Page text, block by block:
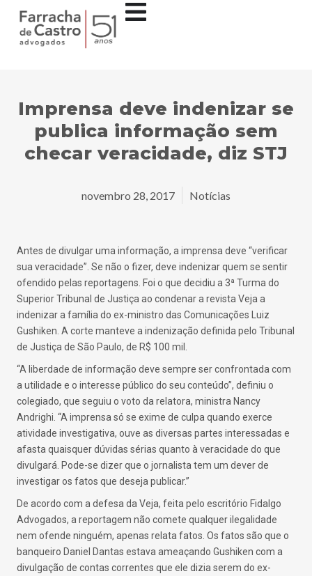
Imprensa deve indenizar se
publica informação sem
checar veracidade, diz STJ
novembro 28, 2017 Notícias
Antes de divulgar uma informação, a imprensa deve “verificar
sua veracidade”. Se não o fizer, deve indenizar quem se sentir
ofendido pelas reportagens. Foi o que decidiu a 3ª Turma do
Superior Tribunal de Justiça ao condenar a revista Veja a
indenizar a família do ex-ministro das Comunicações Luiz
Gushiken. A corte manteve a indenização definida pelo Tribunal
de Justiça de São Paulo, de R$ 100 mil.
“A liberdade de informação deve sempre ser confrontada com
a utilidade e o interesse público do seu conteúdo”, definiu o
colegiado, que seguiu o voto da relatora, ministra Nancy
Andrighi. “A imprensa só se exime de culpa quando exerce
atividade investigativa, ouve as diversas partes interessadas e
afasta quaisquer dúvidas sérias quanto à veracidade do que
divulgará. Pode-se dizer que o jornalista tem um dever de
investigar os fatos que deseja publicar.”
De acordo com a defesa da Veja, feita pelo escritório Fidalgo
Advogados, a reportagem não comete qualquer ilegalidade
nem ofende ninguém, apenas relata fatos. Os fatos são que o
banqueiro Daniel Dantas estava ameaçando Gushiken com a
divulgação de contas correntes que ele dizia serem do ex-